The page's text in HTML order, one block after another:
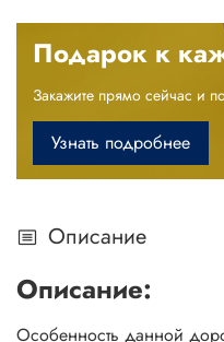
Подарок к
Закажите прямо сейчас и
Узнать подробнее
Описание
Описание:
Особенность данной